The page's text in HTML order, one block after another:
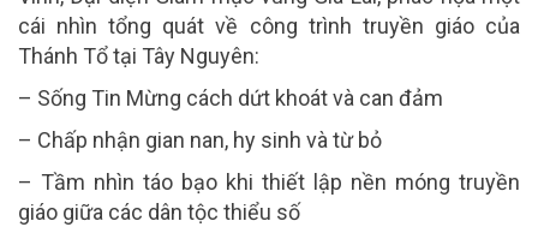
cái nhìn tổng quát về công trình truyền giáo của
Thánh Tổ tại Tây Nguyên:
– Sống Tin Mừng cách dứt khoát và can đảm
– Chấp nhận gian nan, hy sinh và từ bỏ
– Tầm nhìn táo bạo khi thiết lập nền móng truyền
giáo giữa các dân tộc thiểu số